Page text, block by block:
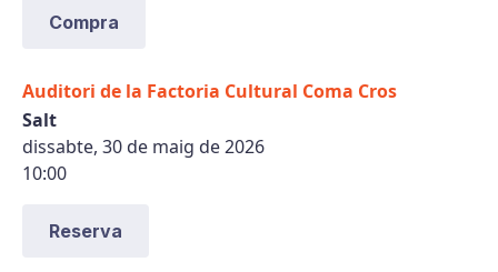
Compra
Auditori de la Factoria Cultural Coma Cros
Salt
dissabte, 30 de maig de 2026
10:00
Reserva